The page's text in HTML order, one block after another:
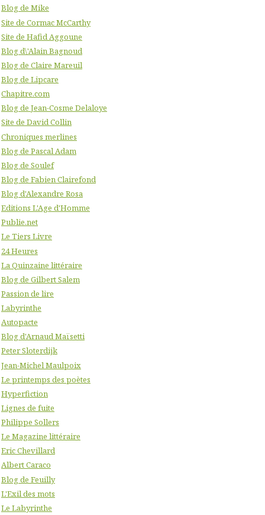
Blog de Mike
Site de Cormac McCarthy
Site de Hafid Aggoune
Blog d\'Alain Bagnoud
Blog de Claire Mareuil
Blog de Lipcare
Chapitre.com
Blog de Jean-Cosme Delaloye
Site de David Collin
Chroniques merlines
Blog de Pascal Adam
Blog de Soulef
Blog de Fabien Clairefond
Blog d'Alexandre Rosa
Editions L'Age d'Homme
Publie.net
Le Tiers Livre
24 Heures
La Quinzaine littéraire
Blog de Gilbert Salem
Passion de lire
Labyrinthe
Autopacte
Blog d'Arnaud Maïsetti
Peter Sloterdijk
Jean-Michel Maulpoix
Le printemps des poètes
Hyperfiction
Lignes de fuite
Philippe Sollers
Le Magazine littéraire
Eric Chevillard
Albert Caraco
Blog de Feuilly
L'Exil des mots
Le Labyrinthe